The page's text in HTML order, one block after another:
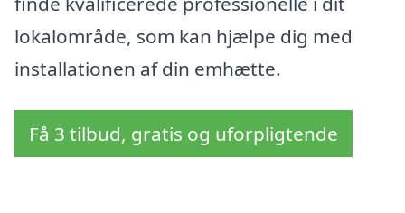
lokalområde, som kan hjælpe dig med
installationen af din emhætte.
Få 3 tilbud, gratis og uforpligtende